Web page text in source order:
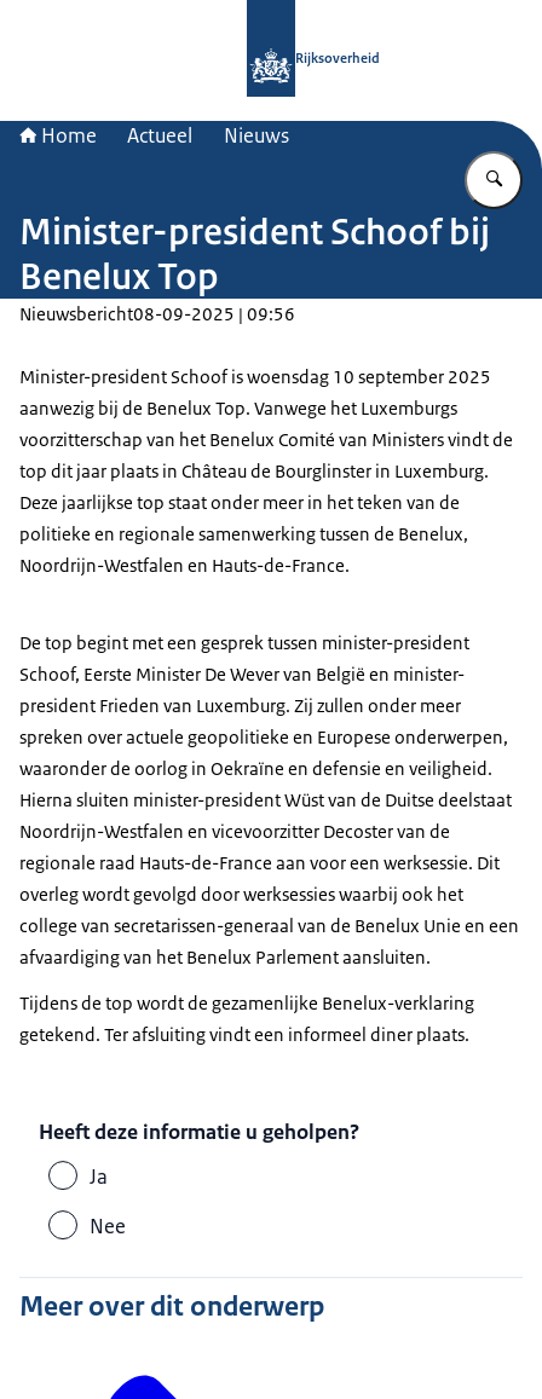
Rijksoverheid
Home Actueel Nieuws
Minister-president Schoof bij
Benelux Top
Nieuwsbericht08-09-2025 | 09:56
Minister-president Schoof is woensdag 10 september 2025
aanwezig bij de Benelux Top. Vanwege het Luxemburgs
voorzitterschap van het Benelux Comité van Ministers vindt de
top dit jaar plaats in Châteaude Bourglinster in Luxemburg.
Deze jaarlijkse top staat onder meer in het teken van de
politieke en regionale samenwerking tussen de Benelux,
Noordrijn-Westfalen en Hauts-de-France.
De top begint met een gesprek tussen minister-president
Schoof, Eerste Minister De Wever van België en minister-
president Frieden van Luxemburg. Zij zullen onder meer
spreken over actuele geopolitieke en Europese onderwerpen,
waaronder de oorlog in Oekraïne en defensie en veiligheid.
Hierna sluiten minister-president Wüst van de Duitse deelstaat
Noordrijn-Westfalen en vicevoorzitter Decoster van de
regionale raad Hauts-de-France aan voor een werksessie. Dit
overleg wordt gevolgd door werksessies waarbij ook het
college van secretarissen-generaal van de Benelux Unie en een
afvaardiging van het Benelux Parlement aansluiten.
Tijdens de top wordt de gezamenlijke Benelux-verklaring
getekend. Ter afsluiting vindt een informeel diner plaats.
Heeft deze informatie u geholpen?
Ja
Nee
Meer over dit onderwerp